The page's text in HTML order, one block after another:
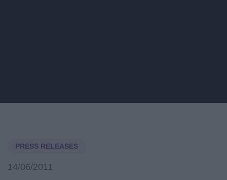
PRESS RELEASES
14/06/2011